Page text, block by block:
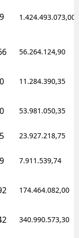
1.424.493.073,00
56.264.124,90
11.284.390,35
53.981.050,35
23.927.218,75
7.911.539,74
174.464.082,00
340.990.573,30